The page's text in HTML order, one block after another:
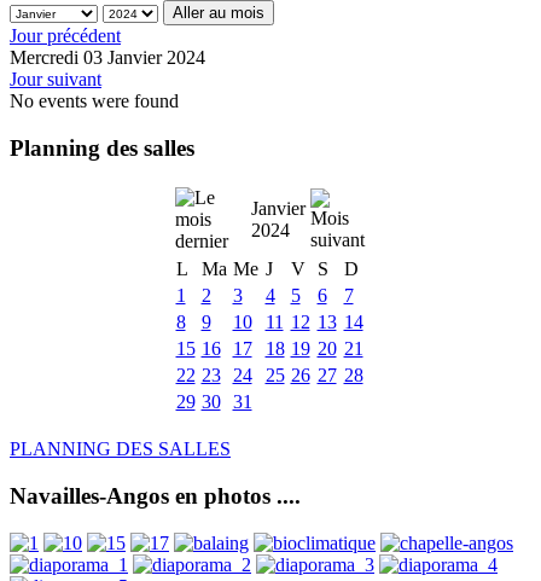
Aller au mois
Jour précédent
Mercredi 03 Janvier 2024
Jour suivant
No events were found
Planning des salles
Janvier
2024
L
Ma Me J V S
D
1
2 3 4 5 6
7
8
9 10 11 12 13 14
15 16 17 18 19 20 21
22 23 24 25 26 27 28
29 30 31
PLANNING DES SALLES
Navailles-Angos en photos ....